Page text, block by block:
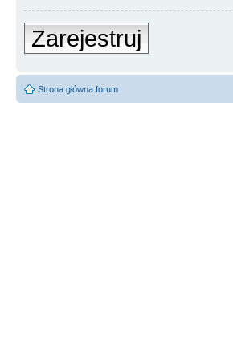
Zarejestruj
Strona główna forum